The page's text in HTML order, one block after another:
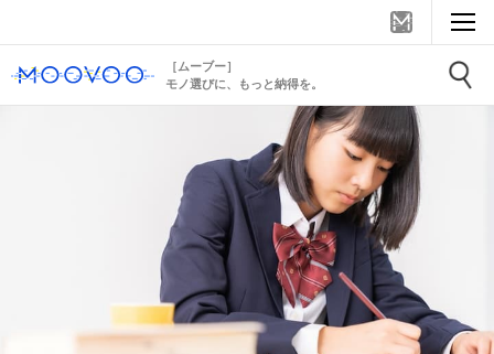
［ムーブー］
モノ選びに、もっと納得を。